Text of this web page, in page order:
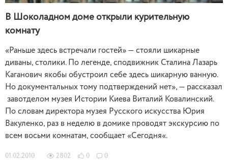
В Шоколадном доме открыли курительную
комнату
«Раньше здесь встречали гостей» — стояли шикарные
диваны, столики. По легенде, сподвижник Сталина Лазарь
Каганович якобы обустроил себе здесь шикарную ванную.
Но документальных тому подтверждений нет», — рассказал
завотделом музея Истории Киева Виталий Ковалинский.
По словам директора музея Русского искусства Юрия
Вакуленко, раз в неделю в домике проводят экскурсию по
всем восьми комнатам, сообщает «Сегодня«.
01.02.2010 2802 0 0